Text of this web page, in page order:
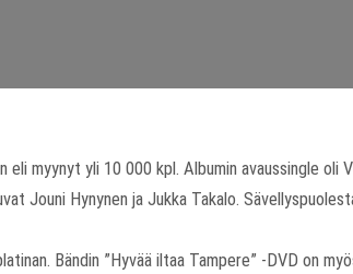
myynyt yli 10 000 kpl. Albumin avaussingle oli
Jouni Hynynen ja Jukka Takalo.
Bändin ”Hyvää iltaa Tampere” -DVD on